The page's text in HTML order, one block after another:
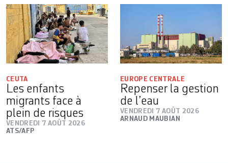
CEUTA
Les enfants
migrants face à
plein de risques
VENDREDI 7 AOÛT 2026
ATS/AFP
EUROPE CENTRALE
Repenser la gestion
de l’eau
VENDREDI 7 AOÛT 2026
ARNAUD MAUBIAN